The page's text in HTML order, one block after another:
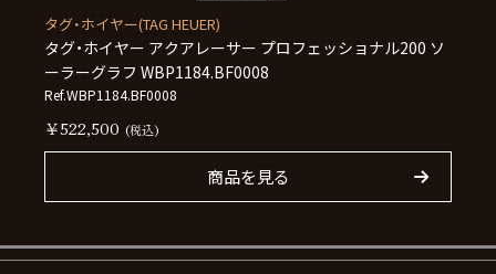
タグ・ホイヤー(TAG HEUER)
タグ・ホイヤー アクアレーサー プロフェッショナル200 ソ
ーラーグラフ WBP1184.BF0008
Ref.WBP1184.BF0008
￥522,500 (税込)
商品を見る